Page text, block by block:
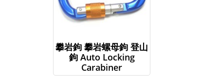
攀岩鉤 攀岩螺母鉤 登山
鉤 Auto Locking
Carabiner